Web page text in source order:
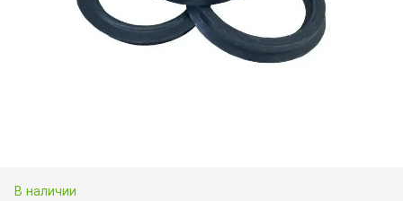
В наличии